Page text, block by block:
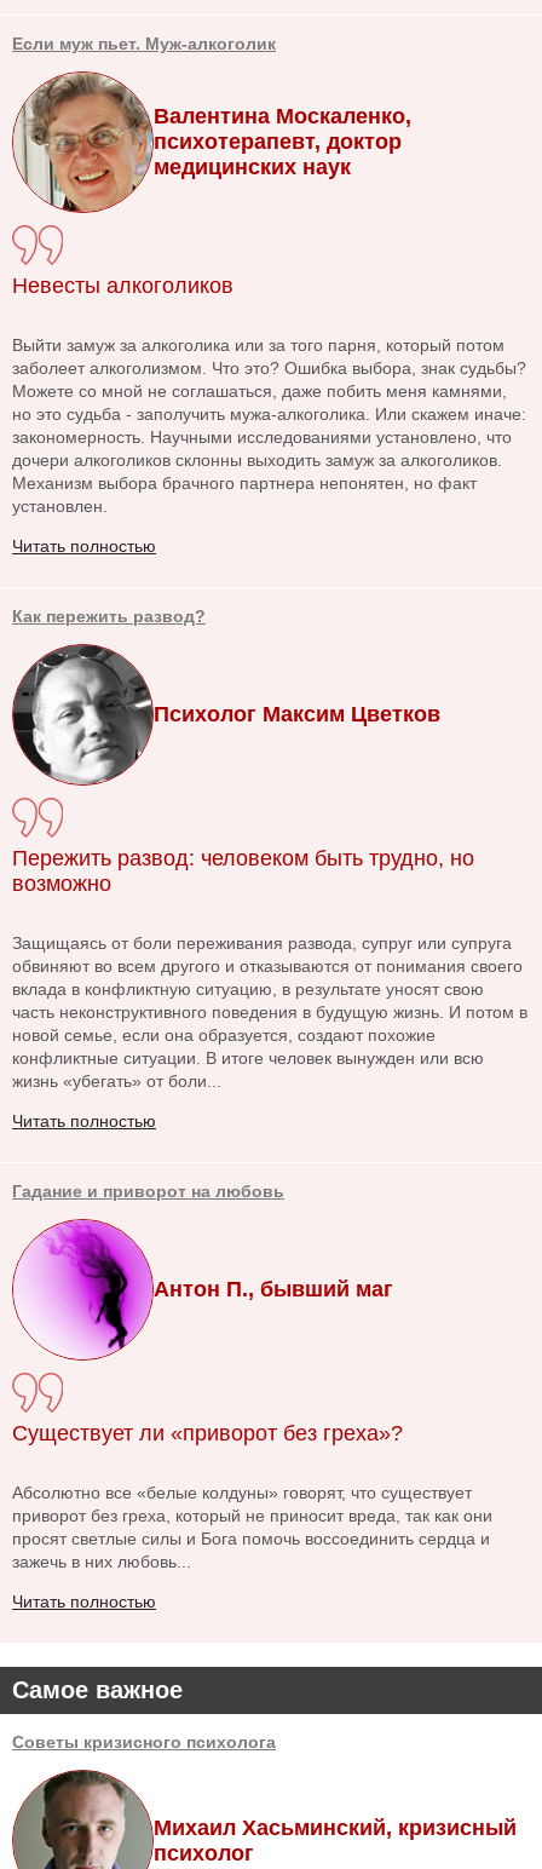
Самое важное
Советы кризисного психолога
Михаил Хасьминский, кризисный
психолог
Если муж пьет. Муж-алкоголик
Валентина Москаленко,
психотерапевт, доктор
медицинских наук
Невесты алкоголиков
Выйти замуж за алкоголика или за того парня, который потом
заболеет алкоголизмом. Что это? Ошибка выбора, знак судьбы?
Можете со мной не соглашаться, даже побить меня камнями,
но это судьба - заполучить мужа-алкоголика. Или скажем иначе:
закономерность. Научными исследованиями установлено, что
дочери алкоголиков склонны выходить замуж за алкоголиков.
Механизм выбора брачного партнера непонятен, но факт
установлен.
Читать полностью
Как пережить развод?
Психолог Максим Цветков
Пережить развод: человеком быть трудно, но
возможно
Защищаясь от боли переживания развода, супруг или супруга
обвиняют во всем другого и отказываются от понимания своего
вклада в конфликтную ситуацию, в результате уносят свою
часть неконструктивного поведения в будущую жизнь. И потом в
новой семье, если она образуется, создают похожие
конфликтные ситуации. В итоге человек вынужден или всю
жизнь «убегать» от боли...
Читать полностью
Гадание и приворот на любовь
Антон П., бывший маг
Существует ли «приворот без греха»?
Абсолютно все «белые колдуны» говорят, что существует
приворот без греха, который не приносит вреда, так как они
просят светлые силы и Бога помочь воссоединить сердца и
зажечь в них любовь...
Читать полностью